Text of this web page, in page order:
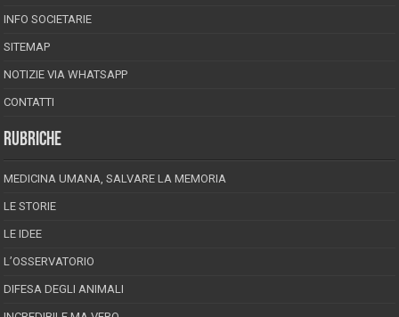
INFO SOCIETARIE
SITEMAP
NOTIZIE VIA WHATSAPP
CONTATTI
RUBRICHE
MEDICINA UMANA, SALVARE LA MEMORIA
LE STORIE
LE IDEE
L’OSSERVATORIO
DIFESA DEGLI ANIMALI